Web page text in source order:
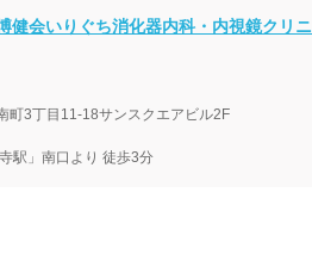
健会いりぐち消化器内科・内視鏡クリ
町3丁目11-18サンスクエアビル2F
駅」南口より 徒歩3分